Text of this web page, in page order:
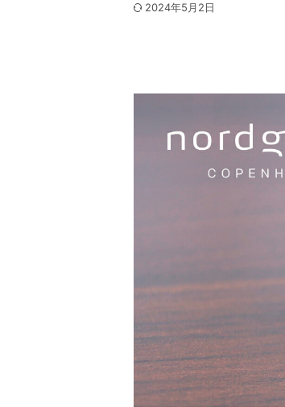
2024年5月2日